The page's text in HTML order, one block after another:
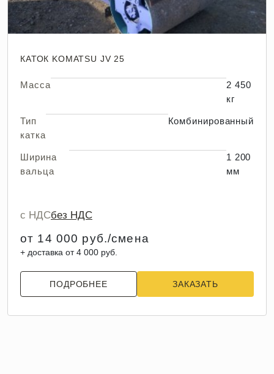
КАТОК KOMATSU JV 25
Масса
2 450
кг
Тип
катка
Комбинированный
Ширина
вальца
1 200
мм
с НДСбез НДС
от 14 000 руб./смена
+ доставка от 4 000 руб.
ПОДРОБНЕЕ ЗАКАЗАТЬ